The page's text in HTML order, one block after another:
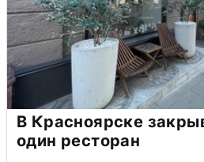
В Красноярске
один ресторан